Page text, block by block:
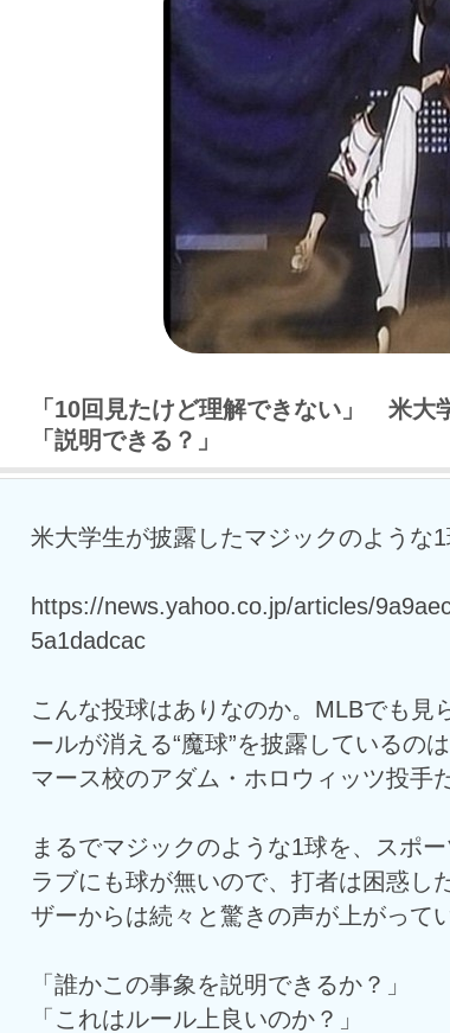
「10回見たけど理解できない」 米大
「説明できる？」
米大学生が披露したマジックのような
https://news.yahoo.co.jp/articles/
5a1dadcac
こんな投球はありなのか。MLBでも見
ールが消える“魔球”を披露しているの
マース校のアダム・ホロウィッツ投手だ
まるでマジックのような1球を、スポ
ラブにも球が無いので、打者は困惑し
ザーからは続々と驚きの声が上がって
「誰かこの事象を説明できるか？」
「これはルール上良いのか？」